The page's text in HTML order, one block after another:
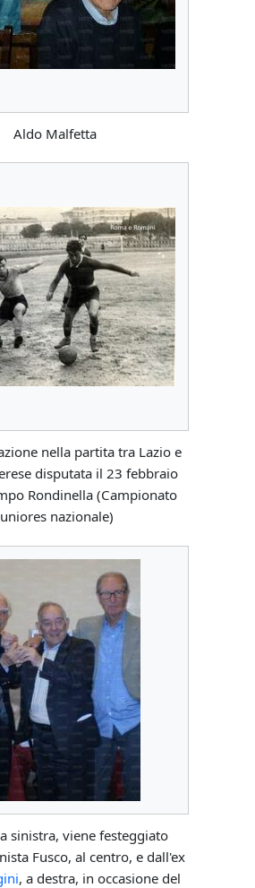
Aldo Malfetta
nella partita tra Lazio e
disputata il 23 febbraio
Rondinella (Campionato
nazionale)
sinistra, viene festeggiato
Fusco, al centro, e dall'ex
, a destra, in occasione del